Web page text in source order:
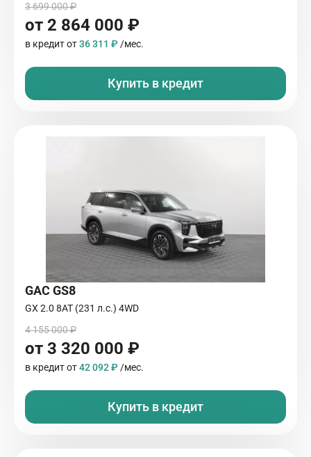
3 699 000 ₽
от 2 864 000 ₽
в кредит от36 311 ₽ /мес.
Купить в кредит
GAC GS8
GX 2.0 8AT (231 л.с.) 4WD
4 155 000 ₽
от 3 320 000 ₽
в кредит от42 092 ₽ /мес.
Купить в кредит